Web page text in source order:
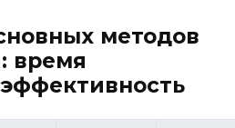
методов
время